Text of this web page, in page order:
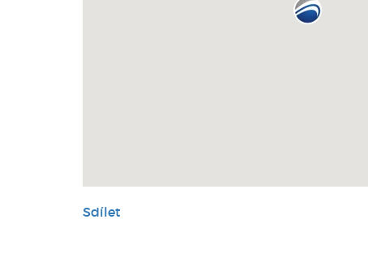
Sdílet